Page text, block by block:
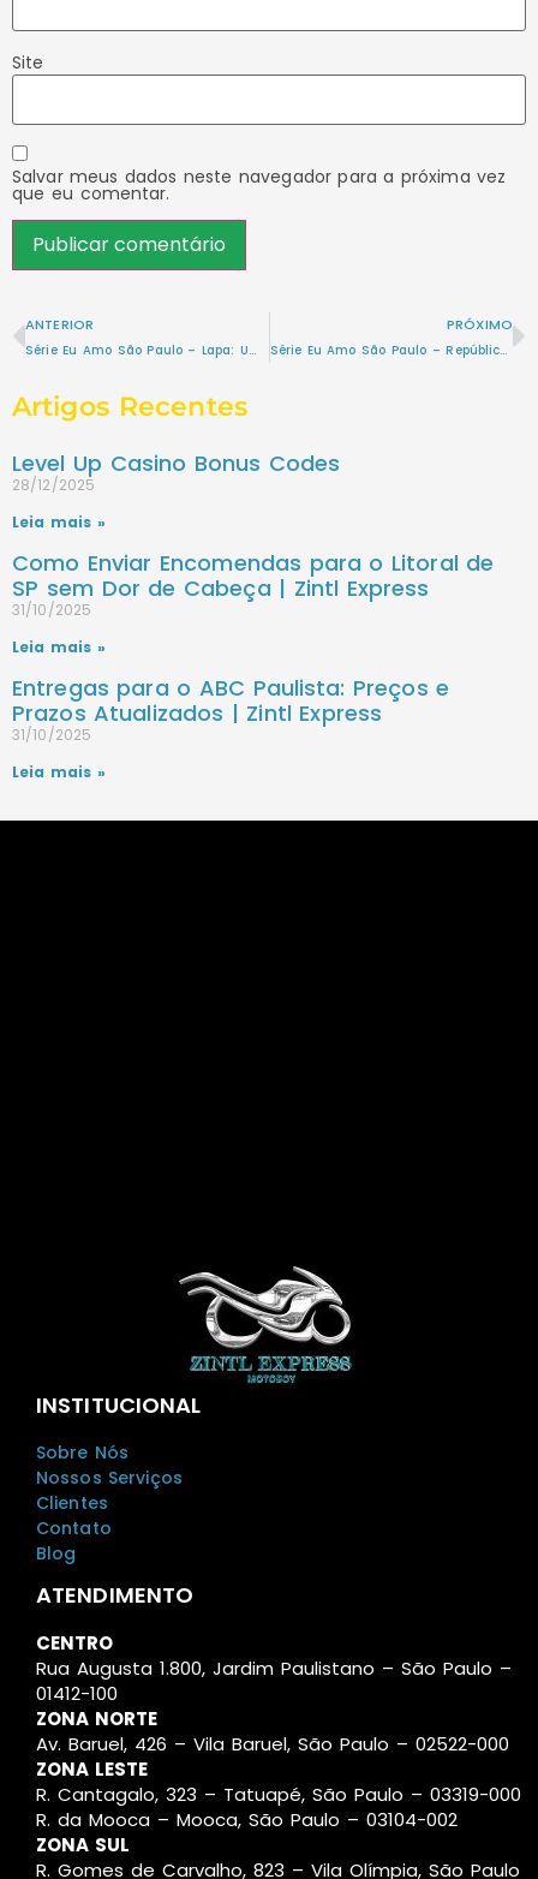
Site
Salvar meus dados neste navegador para a próxima vez
que eu comentar.
ANTERIOR
Série Eu Amo São Paulo – Lapa: Um Mergulho na História, Cultura e Agito de São Paulo
PRÓXIMO
Série Eu Amo São Paulo – República: Um Mergulho na História e Vibração do Centro de São Paulo
Artigos Recentes
Level Up Casino Bonus Codes
28/12/2025
Leia mais »
Como Enviar Encomendas para o Litoral de
SP sem Dor de Cabeça | Zintl Express
31/10/2025
Leia mais »
Entregas para o ABC Paulista: Preços e
Prazos Atualizados | Zintl Express
31/10/2025
Leia mais »
INSTITUCIONAL
Sobre Nós
Nossos Serviços
Clientes
Contato
Blog
ATENDIMENTO
CENTRO
Rua Augusta 1.800, Jardim Paulistano – São Paulo –
01412-100
ZONA NORTE
Av. Baruel, 426 – Vila Baruel, São Paulo – 02522-000
ZONA LESTE
R. Cantagalo, 323 – Tatuapé, São Paulo – 03319-000
R. da Mooca – Mooca, São Paulo – 03104-002
ZONA SUL
R. Gomes de Carvalho, 823 – Vila Olímpia, São Paulo